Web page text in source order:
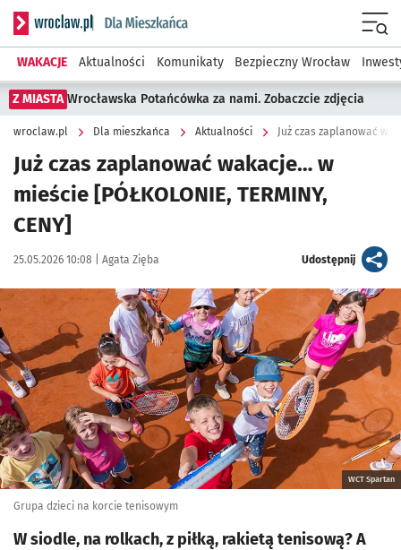
Serwis informacyjny wroclaw.pl podserwis: Dla mieszkańca
WAKACJE Aktualności Komunikaty Bezpieczny Wrocław
Z MIASTA Wrocławska Potańcówka za nami. Zobaczcie zdjęcia
wroclaw.pl Dla mieszkańca Aktualności Już czas zaplanować
Już czas zaplanować wakacje… w
mieście [PÓŁKOLONIE, TERMINY,
CENY]
Data publikacji:
25.05.2026 10:08 | Autor:
Agata Zięba Udostępnijartykuł
Kliknij, aby powiększyć
WCT Spartan
Grupa dzieci na korcie tenisowym
W siodle, na rolkach, z piłką, rakietą tenisową? A